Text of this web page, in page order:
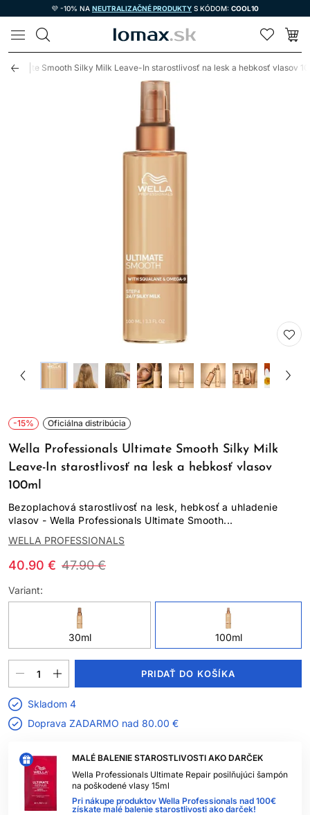
💜 -10% NA NEUTRALIZAČNÉ PRODUKTY S KÓDOM: COOL10
LOMAX
Ultimate Smooth Silky Milk Leave-In starostlivosť na lesk a hebkosť vlasov
-15% Oficiálna distribúcia
Wella Professionals Ultimate Smooth Silky Milk
Leave-In starostlivosť na lesk a hebkosť vlasov
100ml
Bezoplachová starostlivosť na lesk, hebkosť a uhladenie
vlasov - Wella Professionals Ultimate Smooth...
WELLA PROFESSIONALS
47.90 €
40.90 €
MALÉ BALENIE STAROSTLIVOSTI AKO DARČEK
Wella Professionals Ultimate Repair posilňujúci šampón
na poškodené vlasy 15ml
Pri nákupe produktov Wella Professionals nad 100€
získate malé balenie starostlivosti ako darček!
Variant:
30ml 100ml
PRIDAŤ DO KOŠÍKA
Skladom 4
Doprava ZADARMO nad 80.00 €